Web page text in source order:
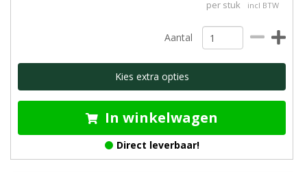
per stuk incl BTW
Aantal
Kies extra opties
In winkelwagen
Direct leverbaar!